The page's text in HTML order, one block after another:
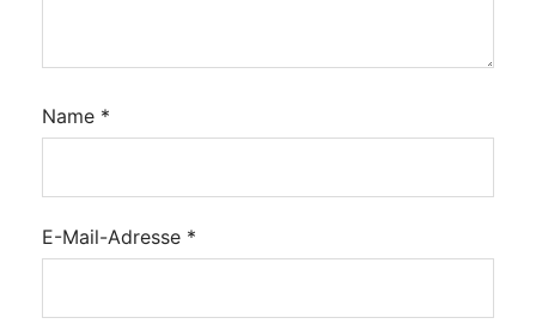
Name *
E-Mail-Adresse *